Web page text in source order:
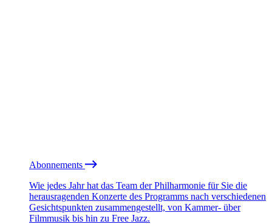
Abonnements
Wie jedes Jahr hat das Team der Philharmonie für Sie die
herausragenden Konzerte des Programms nach verschiedenen
Gesichtspunkten zusammengestellt, von Kammer- über
Filmmusik bis hin zu Free Jazz.